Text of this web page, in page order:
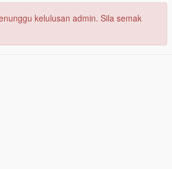
kelulusan admin. Sila semak